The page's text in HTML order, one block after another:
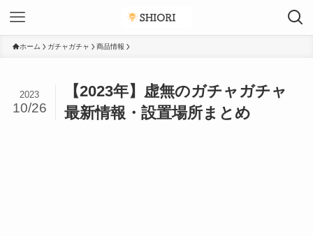
ホーム ガチャガチャ 商品情報
【2023年】虚無のガチャガチャ
最新情報・設置場所まとめ
2023
10/26